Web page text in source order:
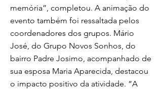
memória”, completou. A animação do
evento também foi ressaltada pelos
coordenadores dos grupos. Mário
José, do Grupo Novos Sonhos, do
bairro Padre Josimo, acompanhado de
sua esposa Maria Aparecida, destacou
o impacto positivo da atividade. “A